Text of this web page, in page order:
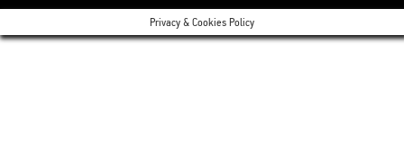
Privacy & Cookies Policy